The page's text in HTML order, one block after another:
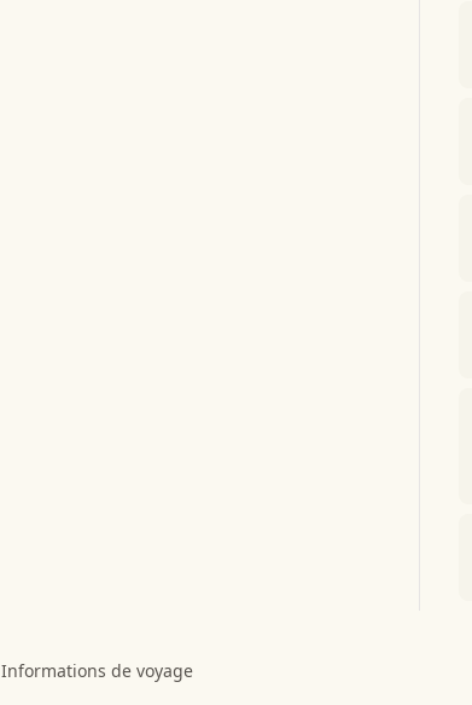
Informations de voyage